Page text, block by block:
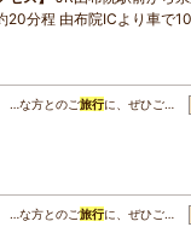
20分程 由布院ICより車で
…な方とのご旅行に、ぜひご…
…な方とのご旅行に、ぜひご…